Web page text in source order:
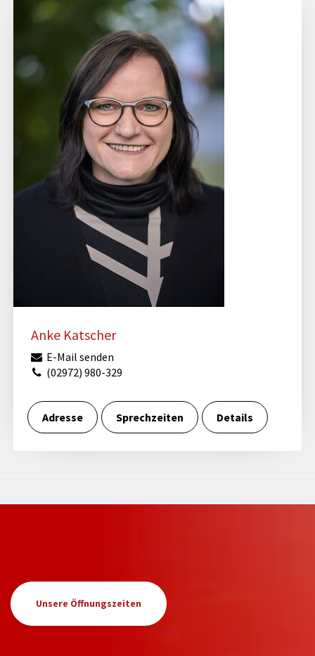
Anke Katscher
E-Mail senden
(02972) 980-329
Adresse Sprechzeiten Details
Unsere Öffnungszeiten